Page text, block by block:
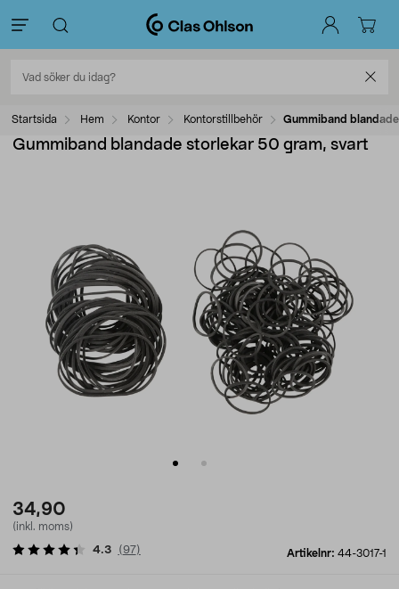
Startsida Hem Kontor Kontorstillbehör Gummiband
Gummiband blandade storlekar 50 gram, svart
34,90
(inkl. moms)
Artikelnr: 44-3017-1
4.3 (97)